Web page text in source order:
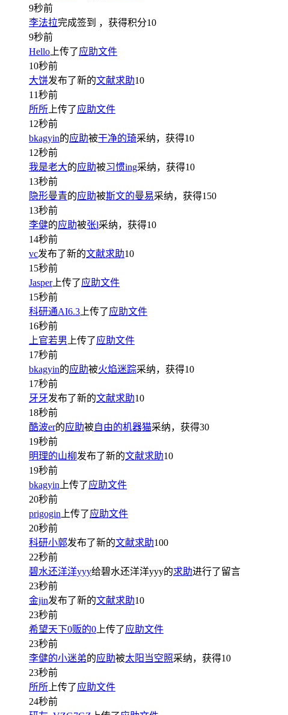
9秒前
李法拉完成签到 ，获得积分10
9秒前
Hello 上传了应助文件
10秒前
大饼发布了新的文献求助10
11秒前
所所 上传了应助文件
12秒前
bkagyin的应助被干净的琦采纳，获得10
12秒前
我是老大的应助被习惯ing采纳，获得10
13秒前
隐形曼青的应助被斯文的曼易采纳，获得150
13秒前
李健的应助被张l采纳，获得10
14秒前
vc发布了新的文献求助10
15秒前
Jasper上传了应助文件
15秒前
科研通AI6.3 上传了应助文件
16秒前
上官若男 上传了应助文件
17秒前
bkagyin的应助被火焰迷踪采纳，获得10
17秒前
牙牙发布了新的文献求助10
18秒前
酷波er的应助被自由的机器猫采纳，获得30
19秒前
明理的山柳发布了新的文献求助10
19秒前
bkagyin 上传了应助文件
20秒前
prigogin 上传了应助文件
20秒前
科研小郭发布了新的文献求助100
22秒前
碧水还洋洋yyy给碧水还洋洋yyy的求助进行了留言
23秒前
金jin发布了新的文献求助10
23秒前
希望天下0贩的0 上传了应助文件
23秒前
李健的小迷弟的应助被太阳当空照采纳，获得10
23秒前
所所 上传了应助文件
24秒前